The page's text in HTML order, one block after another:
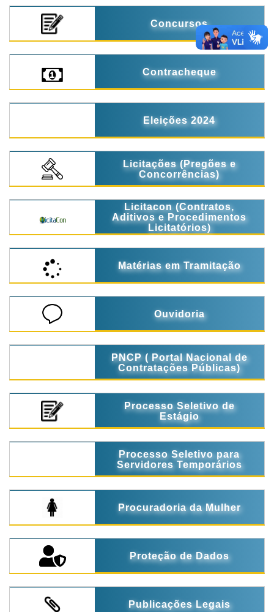
Concursos
Contracheque
Eleições 2024
Licitações (Pregões e
Concorrências)
Licitacon (Contratos,
Aditivos e Procedimentos
Licitatórios)
Matérias em Tramitação
Ouvidoria
PNCP ( Portal Nacional de
Contratações Públicas)
Processo Seletivo de
Estágio
Processo Seletivo para
Servidores Temporários
Procuradoria da Mulher
Proteção de Dados
Publicações Legais